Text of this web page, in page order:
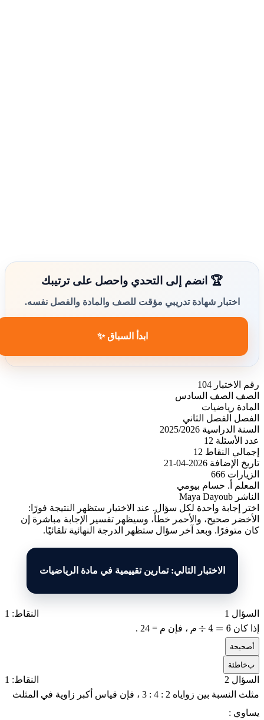
🏆 انضم إلى التحدي واحصل على ترتيبك
اختبار شهادة تدريبي مؤقت للصف والمادة والفصل نفسه.
ابدأ السباق ✨
رقم الاختبار 104
الصف
الصف السادس
المادة رياضيات
الفصل
الفصل الثاني
السنة الدراسية 2025/2026
عدد الأسئلة 12
إجمالي النقاط 12
تاريخ الإضافة 2026-04-21
الزيارات 666
المعلم
أ. حسام بيومي
الناشر Maya Dayoub
اختر إجابة واحدة لكل سؤال. عند الاختيار ستظهر النتيجة فورًا:
الأخضر صحيح، والأحمر خطأ، وسيظهر تفسير الإجابة مباشرة إن
كان متوفرًا. وبعد آخر سؤال ستظهر الدرجة النهائية تلقائيًا.
الاختبار التالي: تمارين تقييمية في مادة الرياضيات
السؤال 1
النقاط: 1
إذا كان
م م ÷
4
=
6، فإن م = 24 .
صحيحة
بخاطئة
السؤال 2
النقاط: 1
مثلث النسبة بين زواياه 3 : 4 : 2، فإن قياس أكبر زاوية في المثلث
يساوي :